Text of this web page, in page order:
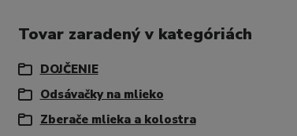
Tovar zaradený v kategóriách
DOJČENIE
Odsávačky na mlieko
Zberače mlieka a kolostra